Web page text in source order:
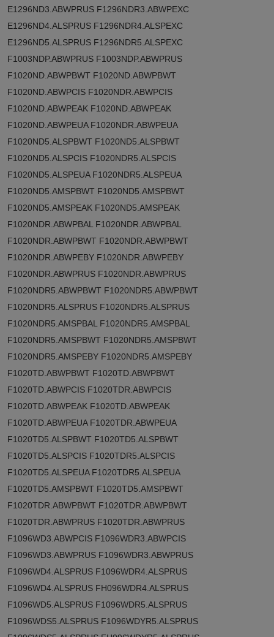
E1296ND3.ABWPRUS F1296NDR3.ABWPEXC
E1296ND4.ALSPRUS F1296NDR4.ALSPEXC
E1296ND5.ALSPRUS F1296NDR5.ALSPEXC
F1003NDP.ABWPRUS F1003NDP.ABWPRUS
F1020ND.ABWPBWT F1020ND.ABWPBWT
F1020ND.ABWPCIS F1020NDR.ABWPCIS
F1020ND.ABWPEAK F1020ND.ABWPEAK
F1020ND.ABWPEUA F1020NDR.ABWPEUA
F1020ND5.ALSPBWT F1020ND5.ALSPBWT
F1020ND5.ALSPCIS F1020NDR5.ALSPCIS
F1020ND5.ALSPEUA F1020NDR5.ALSPEUA
F1020ND5.AMSPBWT F1020ND5.AMSPBWT
F1020ND5.AMSPEAK F1020ND5.AMSPEAK
F1020NDR.ABWPBAL F1020NDR.ABWPBAL
F1020NDR.ABWPBWT F1020NDR.ABWPBWT
F1020NDR.ABWPEBY F1020NDR.ABWPEBY
F1020NDR.ABWPRUS F1020NDR.ABWPRUS
F1020NDR5.ABWPBWT F1020NDR5.ABWPBWT
F1020NDR5.ALSPRUS F1020NDR5.ALSPRUS
F1020NDR5.AMSPBAL F1020NDR5.AMSPBAL
F1020NDR5.AMSPBWT F1020NDR5.AMSPBWT
F1020NDR5.AMSPEBY F1020NDR5.AMSPEBY
F1020TD.ABWPBWT F1020TD.ABWPBWT
F1020TD.ABWPCIS F1020TDR.ABWPCIS
F1020TD.ABWPEAK F1020TD.ABWPEAK
F1020TD.ABWPEUA F1020TDR.ABWPEUA
F1020TD5.ALSPBWT F1020TD5.ALSPBWT
F1020TD5.ALSPCIS F1020TDR5.ALSPCIS
F1020TD5.ALSPEUA F1020TDR5.ALSPEUA
F1020TD5.AMSPBWT F1020TD5.AMSPBWT
F1020TDR.ABWPBWT F1020TDR.ABWPBWT
F1020TDR.ABWPRUS F1020TDR.ABWPRUS
F1096WD3.ABWPCIS F1096WDR3.ABWPCIS
F1096WD3.ABWPRUS F1096WDR3.ABWPRUS
F1096WD4.ALSPRUS F1096WDR4.ALSPRUS
F1096WD4.ALSPRUS FH096WDR4.ALSPRUS
F1096WD5.ALSPRUS F1096WDR5.ALSPRUS
F1096WDS5.ALSPRUS F1096WDYR5.ALSPRUS